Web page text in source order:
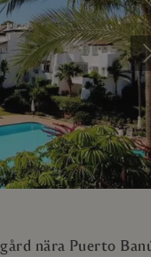
nära Puerto